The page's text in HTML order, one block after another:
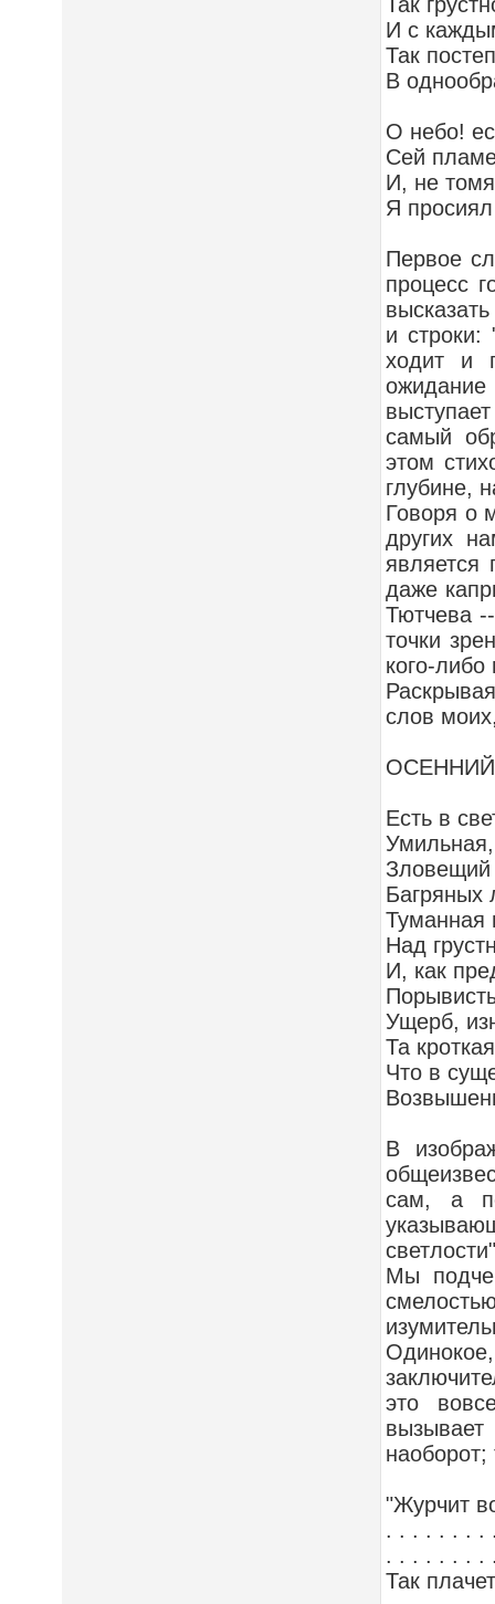
И с
Так
В
О небо!
Сей
И, не
Я
Первое
процесс
и строки:
ходит и
самый
этом
глубине,
Говоря о
других
даже
Тютчева
точки
кого-либо
слов
Есть в
Умильная,
Зловещий
Багряных
Туманная
Над
И, как
Ущерб,
Та
Что в
В
сам, а
Мы
это
"Журчит
. . . . . . . .
. . . . . . . .
Так